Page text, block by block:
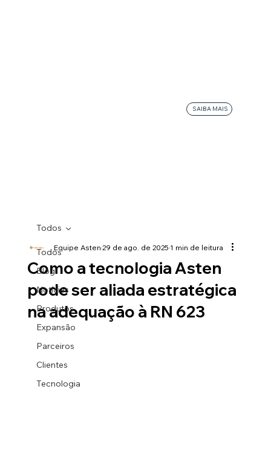
SAIBA MAIS
Todos
Blog
Notícias
Produtos
Expansão
Parceiros
Clientes
Tecnologia
Todos
Como a tecnologia Asten
pode ser aliada estratégica
na adequação à RN 623
Equipe Asten29 de ago. de 20251 min de leitura